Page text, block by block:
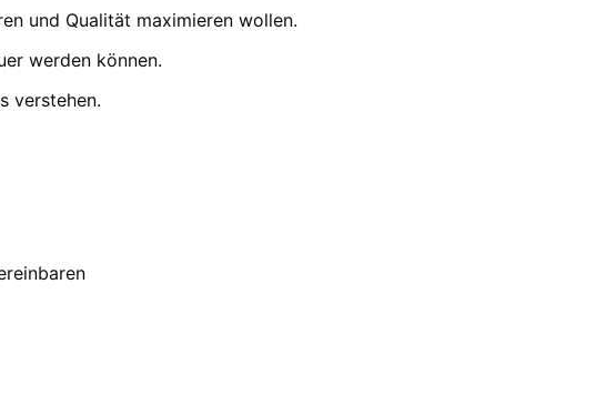
und Qualität maximieren wollen.
werden können.
verstehen.